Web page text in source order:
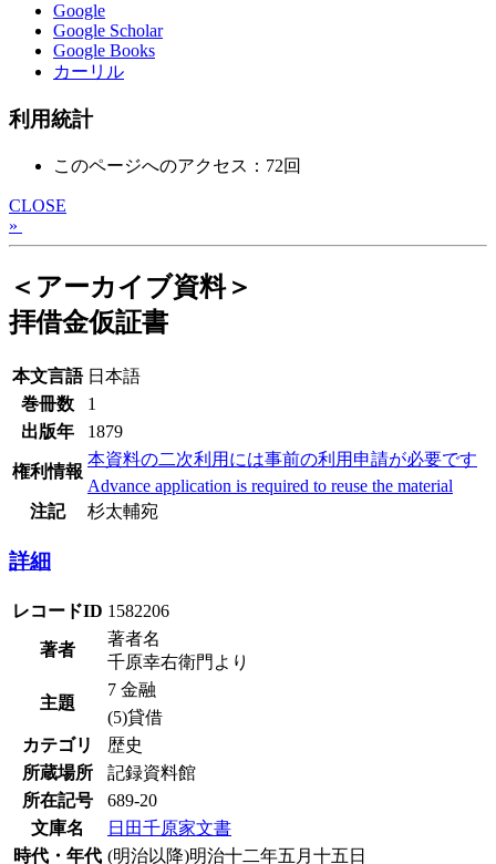
Google
Google Scholar
Google Books
カーリル
利用統計
このページへのアクセス：72回
CLOSE
»
＜アーカイブ資料＞
拝借金仮証書
本文言語 日本語
巻冊数
1
出版年
1879
権利情報
本資料の二次利用には事前の利用申請が必要です
Advance application is required to reuse the material
注記
杉太輔宛
詳細
レコードID 1582206
著者
著者名
千原幸右衛門より
主題
7 金融
(5)貸借
カテゴリ
歴史
所蔵場所
記録資料館
所在記号
689-20
文庫名
日田千原家文書
時代・年代 (明治以降)明治十二年五月十五日